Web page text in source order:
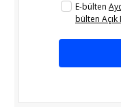
E-bülten
bülten Açık